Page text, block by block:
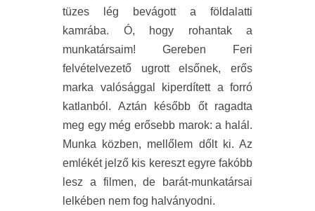
tüzes lég bevágott a földalatti
kamrába. Ó, hogy rohantak a
munkatársaim! Gereben Feri
felvételvezető ugrott elsőnek, erős
marka valósággal kiperdített a forró
katlanból. Aztán később őt ragadta
meg egy még erősebb marok: a halál.
Munka közben, mellőlem dőlt ki. Az
emlékét jelző kis kereszt egyre fakóbb
lesz a filmen, de barát-munkatársai
lelkében nem fog halványodni.